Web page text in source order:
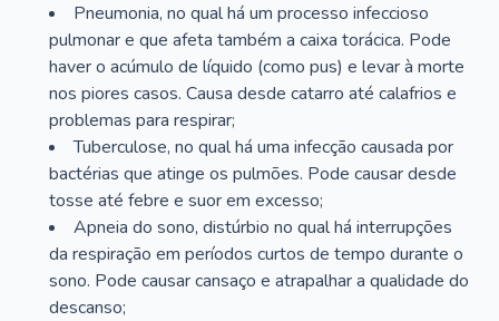
Pneumonia, no qual há um processo infeccioso
pulmonar e que afeta também a caixa torácica. Pode
haver o acúmulo de líquido (como pus) e levar à morte
nos piores casos. Causa desde catarro até calafrios e
problemas para respirar;
Tuberculose, no qual há uma infecção causada por
bactérias que atinge os pulmões. Pode causar desde
tosse até febre e suor em excesso;
Apneia do sono, distúrbio no qual há interrupções
da respiração em períodos curtos de tempo durante o
sono. Pode causar cansaço e atrapalhar a qualidade do
descanso;